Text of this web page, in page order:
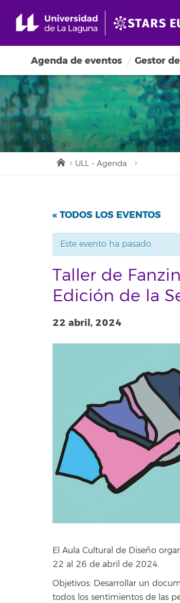
Agenda de eventos Gestor
ULL - Agenda
« TODOS LOS EVENTOS
Este evento ha pasado.
Taller de
Edición de la
22 abril, 2024
El Aula Cultural de Diseño
22 al 26 de abril de 2024.
Objetivos: Desarrollar un
todos los sentimientos de las